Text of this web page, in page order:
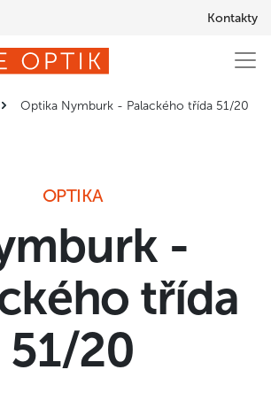
Kontakty
Optika Nymburk - Palackého třída 51/20
OPTIKA
-
třída
51/20